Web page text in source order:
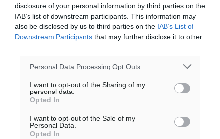
disclosure of your personal information by third parties on the
IAB’s list of downstream participants. This information may
also be disclosed by us to third parties on the IAB’s List of
Downstream Participants that may further disclose it to other
Personal Data Processing Opt Outs
I want to opt-out of the Sharing of my
personal data.
Opted In
I want to opt-out of the Sale of my
Personal Data.
Opted In